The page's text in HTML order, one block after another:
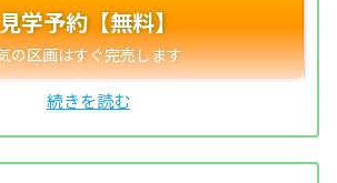
見学予約【無料】